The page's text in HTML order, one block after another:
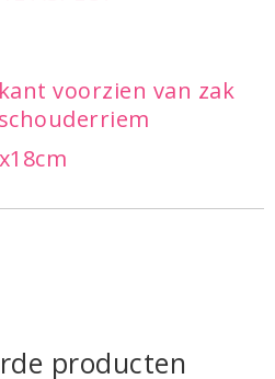
voorzien van zak
producten